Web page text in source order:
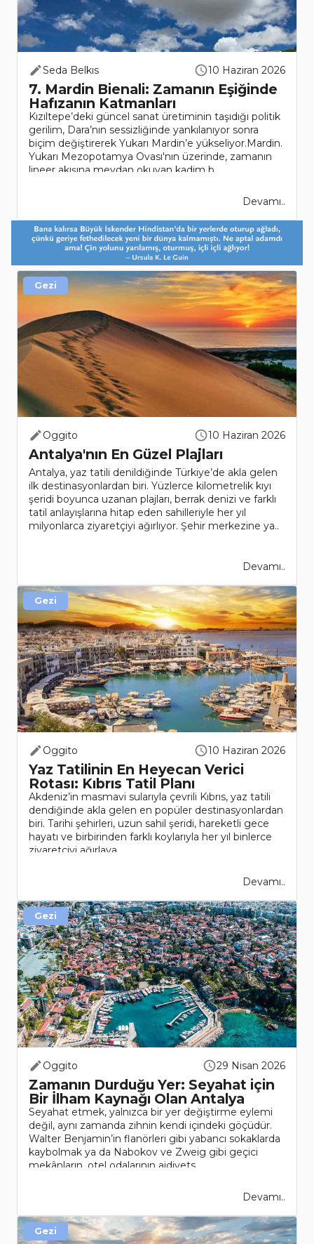
Seda Belkıs 10 Haziran 2026
7. Mardin Bienali: Zamanın Eşiğinde
Hafızanın Katmanları
Kızıltepe’deki güncel sanat üretiminin taşıdığı politik
gerilim, Dara’nın sessizliğinde yankılanıyor sonra
biçim değiştirerek Yukarı Mardin’e yükseliyor.Mardin.
Yukarı Mezopotamya Ovası'nın üzerinde, zamanın
lineer akışına meydan okuyan kadim b..
Devamı..
Oggito 10 Haziran 2026
Antalya'nın En Güzel Plajları
Antalya, yaz tatili denildiğinde Türkiye’de akla gelen
ilk destinasyonlardan biri. Yüzlerce kilometrelik kıyı
şeridi boyunca uzanan plajları, berrak denizi ve farklı
tatil anlayışlarına hitap eden sahilleriyle her yıl
milyonlarca ziyaretçiyi ağırlıyor. Şehir merkezine ya..
Devamı..
Gezi
Oggito 10 Haziran 2026
Yaz Tatilinin En Heyecan Verici
Rotası: Kıbrıs Tatil Planı
Akdeniz’in masmavi sularıyla çevrili Kıbrıs, yaz tatili
dendiğinde akla gelen en popüler destinasyonlardan
biri. Tarihi şehirleri, uzun sahil şeridi, hareketli gece
hayatı ve birbirinden farklı koylarıyla her yıl binlerce
ziyaretçiyi ağırlaya..
Devamı..
Gezi
Oggito 29 Nisan 2026
Zamanın Durduğu Yer: Seyahat için
Bir İlham Kaynağı Olan Antalya
Seyahat etmek, yalnızca bir yer değiştirme eylemi
değil, aynı zamanda zihnin kendi içindeki göçüdür.
Walter Benjamin’in flanörleri gibi yabancı sokaklarda
kaybolmak ya da Nabokov ve Zweig gibi geçici
mekânların, otel odalarının aidiyets..
Devamı..
Gezi
Gezi